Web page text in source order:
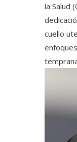
la Salud
cuello